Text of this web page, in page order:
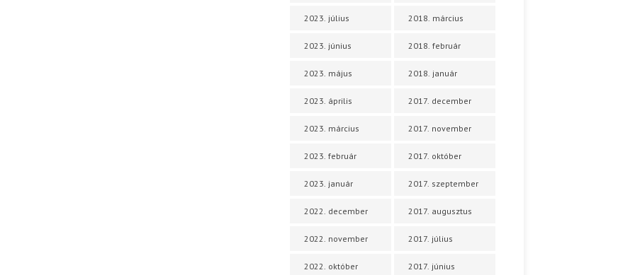
2023. július
2023. június
2023. május
2023. április
2023. március
2023. február
2023. január
2022. december
2022. november
2022. október
2018. március
2018. február
2018. január
2017. december
2017. november
2017. október
2017. szeptember
2017. augusztus
2017. július
2017. június